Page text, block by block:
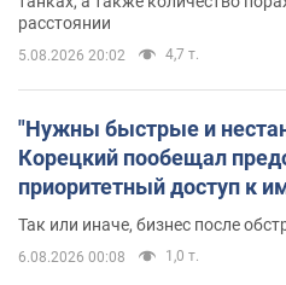
расстоянии
5.08.2026 20:02 4,7 т.
"Нужны быстрые и
Корецкий пообещал
приоритетный доступ к
помещениям
Так или иначе, бизнес после
6.08.2026 00:08 1,0 т.